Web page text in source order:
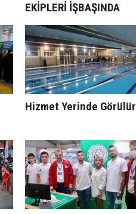
EKİPLERİ İŞBAŞINDA
Hizmet Yerinde Görülür